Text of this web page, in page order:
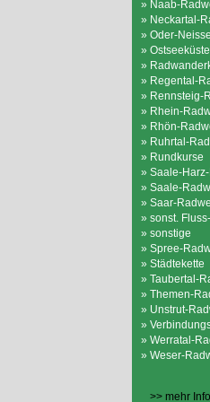
» Naab-
» Neckartal-
» Oder-
»
»
» Regental-
» Rennsteig-
» Rhein-
» Rhön-
» Ruhrtal-
» Rundkurse
» Saale-
» Saale-
» Saar-
» sonst.
» sonstige
» Spree-
» Städtekette
» Taubertal-
» Themen-
» Unstrut-
»
» Werratal-
» Weser-
>> mehr